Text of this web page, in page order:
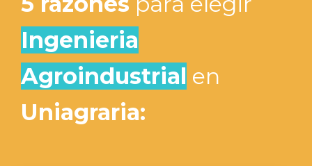
Ingenieria
Agroindustrial en
Uniagraria: